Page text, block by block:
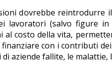
dovrebbe reintrodurre
lavoratori (salvo figure
al costo della vita,
finanziare con i contributi
aziende fallite, le